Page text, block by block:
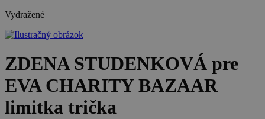
Vydražené
ZDENA STUDENKOVÁ pre
EVA CHARITY BAZAAR
limitka trička